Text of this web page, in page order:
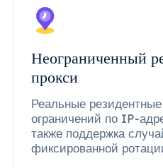
Неограниченный
прокси
Реальные
ограничений по IP-
также поддержка
фиксированной